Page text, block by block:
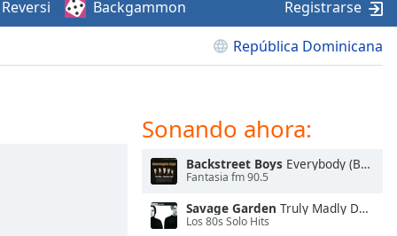
República Dominicana
Reversi Backgammon Registrarse
Sonando ahora:
Backstreet Boys Everybody (Backstreet's Back)
Fantasia fm 90.5
Savage Garden Truly Madly Deeply
Los 80s Solo Hits